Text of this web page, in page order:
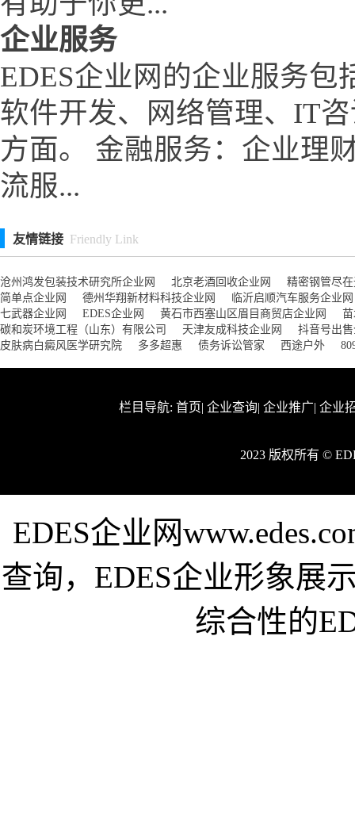
企业服务
EDES企业网的企业服务
软件开发、网络管理、IT
方面。 金融服务：企业理
流服...
友情链接 Friendly Link
沧州鸿发包装技术研究所企业网 北京老酒回收企业网
精密钢管尽
简单点企业网
德州华翔新材料科技企业网
临沂启顺汽车服务企业网
七武器企业网
EDES企业网 黄石市西塞山区眉目商贸店企业网
碳和炭环境工程（山东）有限公司
天津友成科技企业网
抖音号出
皮肤病白癜风医学研究院
多多超惠 债务诉讼管家 西途户外
栏目导航: 首页| 企业查询| 企业推广| 企业
2023 版权所有 ©
EDES企业网
查询，EDES企业形象展
综合性的